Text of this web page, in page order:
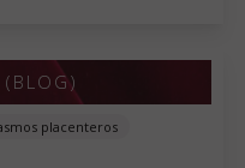
placenteros